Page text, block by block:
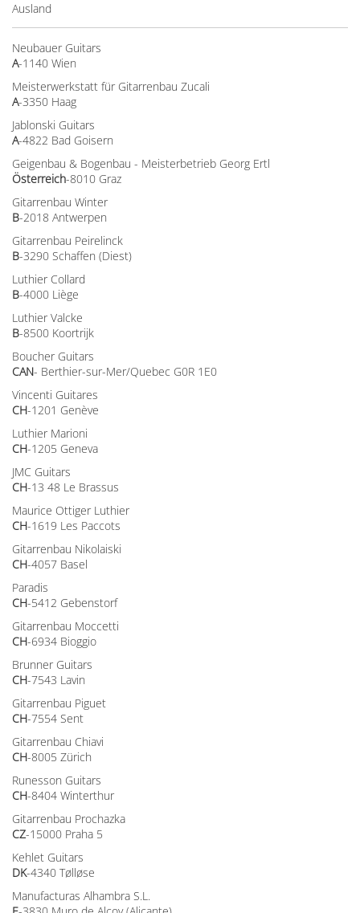
Ausland
Neubauer Guitars
A-1140 Wien
Meisterwerkstatt für Gitarrenbau Zucali
A-3350 Haag
Jablonski Guitars
A-4822 Bad Goisern
Geigenbau & Bogenbau - Meisterbetrieb Georg Ertl
Österreich-8010 Graz
Gitarrenbau Winter
B-2018 Antwerpen
Gitarrenbau Peirelinck
B-3290 Schaffen (Diest)
Luthier Collard
B-4000 Liège
Luthier Valcke
B-8500 Koortrijk
Boucher Guitars
CAN- Berthier-sur-Mer/Quebec G0R 1E0
Vincenti Guitares
CH-1201 Genève
Luthier Marioni
CH-1205 Geneva
JMC Guitars
CH-13 48 Le Brassus
Maurice Ottiger Luthier
CH-1619 Les Paccots
Gitarrenbau Nikolaiski
CH-4057 Basel
Paradis
CH-5412 Gebenstorf
Gitarrenbau Moccetti
CH-6934 Bioggio
Brunner Guitars
CH-7543 Lavin
Gitarrenbau Piguet
CH-7554 Sent
Gitarrenbau Chiavi
CH-8005 Zürich
Runesson Guitars
CH-8404 Winterthur
Gitarrenbau Prochazka
CZ-15000 Praha 5
Kehlet Guitars
DK-4340 Tølløse
Manufacturas Alhambra S.L.